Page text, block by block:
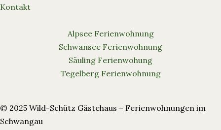
Kontakt
Alpsee Ferienwohnung
Schwansee Ferienwohnung
Säuling Ferienwohung
Tegelberg Ferienwohnung
© 2025 Wild-Schütz Gästehaus – Ferienwohnungen im
Schwangau